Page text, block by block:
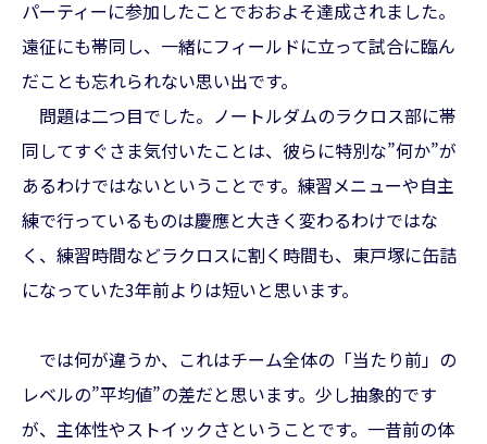
パーティーに参加したことでおおよそ達成されました。
遠征にも帯同し、一緒にフィールドに立って試合に臨ん
だことも忘れられない思い出です。
問題は二つ目でした。ノートルダムのラクロス部に帯
同してすぐさま気付いたことは、彼らに特別な”何か”が
あるわけではないということです。練習メニューや自主
練で行っているものは慶應と大きく変わるわけではな
く、練習時間などラクロスに割く時間も、東戸塚に缶詰
になっていた3年前よりは短いと思います。
では何が違うか、これはチーム全体の「当たり前」の
レベルの”平均値”の差だと思います。少し抽象的です
が、主体性やストイックさということです。一昔前の体